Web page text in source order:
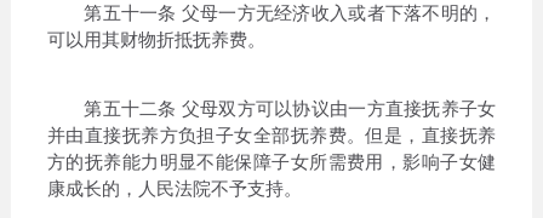
第五十一条 父母一方无经济收入或者下落不明的，
可以用其财物折抵抚养费。
第五十二条 父母双方可以协议由一方直接抚养子女
并由直接抚养方负担子女全部抚养费。但是，直接抚养
方的抚养能力明显不能保障子女所需费用，影响子女健
康成长的，人民法院不予支持。